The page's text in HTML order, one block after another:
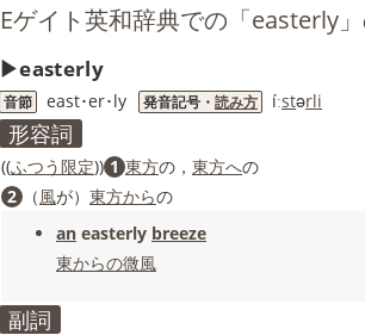
Eゲイト英和辞典での「easterly
easterly
音節 east･er･ly 発音記号・ 読み方 íːstərli
形容詞
((ふつう限定)) 1 東方の， 東方への
2
（ 風が） 東方からの
an easterly breeze
東からの微風
副詞